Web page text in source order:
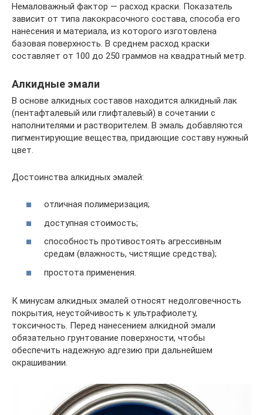
Немаловажный фактор — расход краски. Показатель
зависит от типа лакокрасочного состава, способа его
нанесения и материала, из которого изготовлена
базовая поверхность. В среднем расход краски
составляет от 100 до 250 граммов на квадратный метр.
Алкидные эмали
В основе алкидных составов находится алкидный лак
(пентафталевый или глифталевый) в сочетании с
наполнителями и растворителем. В эмаль добавляются
пигментирующие вещества, придающие составу нужный
цвет.
Достоинства алкидных эмалей:
отличная полимеризация;
доступная стоимость;
способность противостоять агрессивным
средам (влажность, чистящие средства);
простота применения.
К минусам алкидных эмалей относят недолговечность
покрытия, неустойчивость к ультрафиолету,
токсичность. Перед нанесением алкидной эмали
обязательно грунтование поверхности, чтобы
обеспечить надежную адгезию при дальнейшем
окрашивании.